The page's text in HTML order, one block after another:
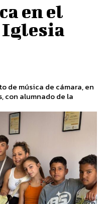
en el
de música de cámara, en
con alumnado de la